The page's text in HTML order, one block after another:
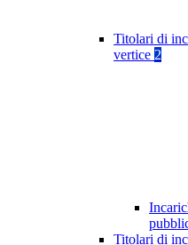
Titolari di
vertice 2
Titolari di